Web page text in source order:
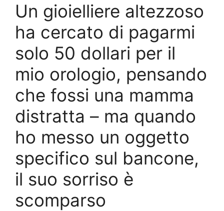
Un gioielliere altezzoso
ha cercato di pagarmi
solo 50 dollari per il
mio orologio, pensando
che fossi una mamma
distratta – ma quando
ho messo un oggetto
specifico sul bancone,
il suo sorriso è
scomparso